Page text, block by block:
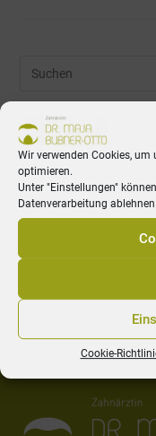
Wir verwenden Cookies, um
optimieren.
Unter "Einstellungen"
Datenverarbeitung ablehnen.
Cookie-
Neueste Beiträge
Wir sind jetzt zertifiziert –
Professionelle
Sicher, beruhigt und
CEREC – Verfahren: